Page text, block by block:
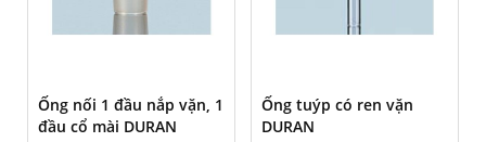
Ống nối 1 đầu nắp vặn, 1
đầu cổ mài DURAN
Ống tuýp có ren vặn
DURAN